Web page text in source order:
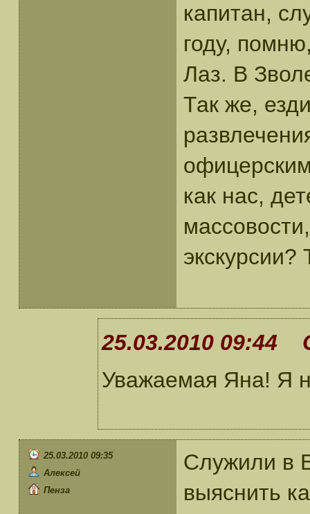
капитан,
году,
Лаз. В
Так же,
как нас,
25.03.2010 09:44
Уважаемая Яна! Я
25.03.2010 09:35
Алексей
Пенза
Служили в
выяснить